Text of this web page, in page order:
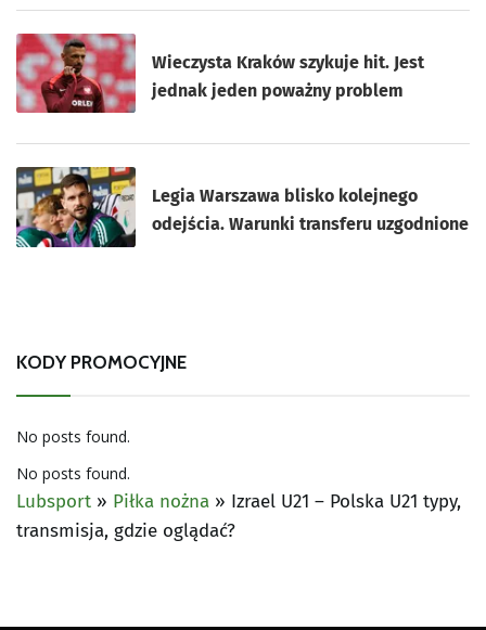
Wieczysta Kraków szykuje hit. Jest
jednak jeden poważny problem
Legia Warszawa blisko kolejnego
odejścia. Warunki transferu uzgodnione
KODY PROMOCYJNE
No posts found.
No posts found.
Lubsport » Piłka nożna » Izrael U21 – Polska U21 typy,
transmisja, gdzie oglądać?